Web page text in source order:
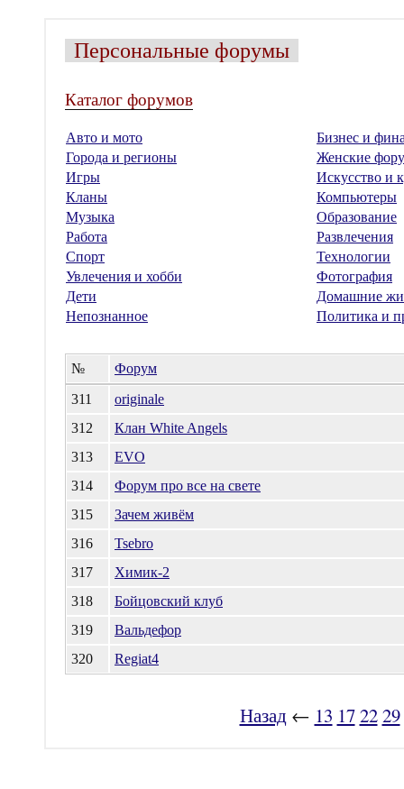
Персональные форумы
Каталог форумов
Авто и мото
Бизнес и
Города и регионы
Женские
Игры
Искусство и
Кланы
Компьютеры
Музыка
Образование
Работа
Развлечения
Спорт
Технологии
Увлечения и хобби
Фотография
Дети
Домашние
Непознанное
Политика и
№
Форум
311
originale
312
Клан White Angels
313
EVO
314
Форум про все на свете
315
Зачем живём
316
Tsebro
317
Химик-2
318
Бойцовский клуб
319
Вальдефор
320
Regiat4
Назад← 13 172229